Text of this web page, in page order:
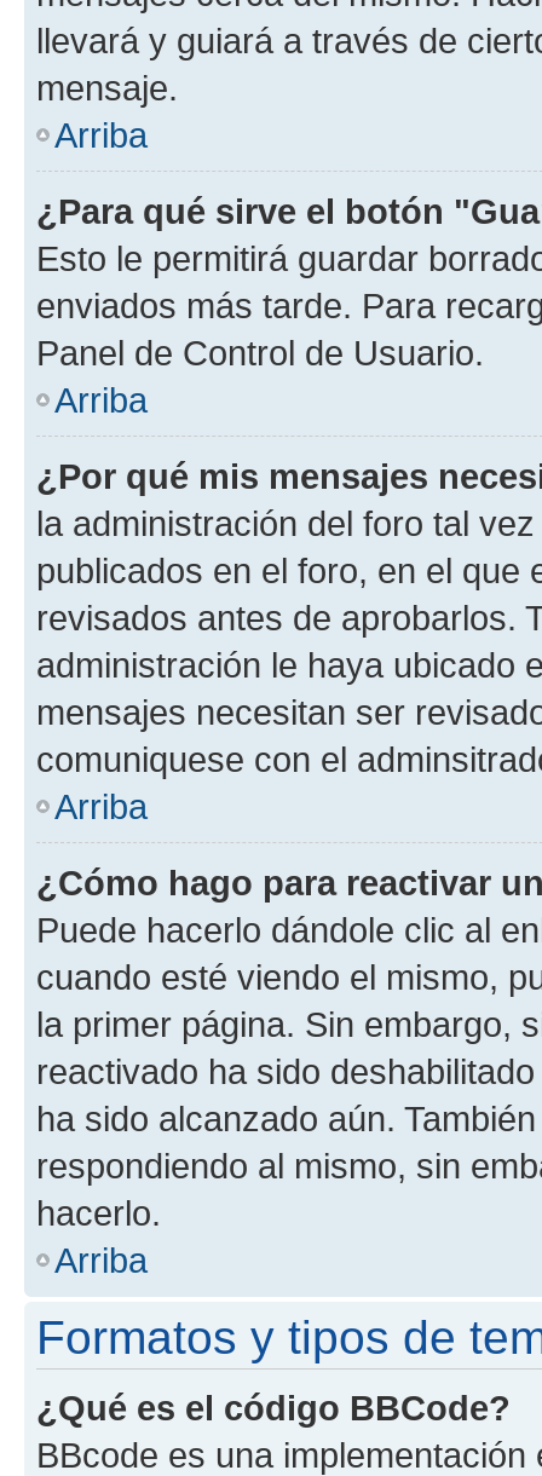
llevará y guiará a través de
mensaje.
Arriba
¿Para qué sirve el botón
Esto le permitirá guardar
enviados más tarde. Para
Panel de Control de Usuario.
Arriba
¿Por qué mis mensajes
la administración del foro tal
publicados en el foro, en el
revisados antes de aprobarlos.
administración le haya ubicado
mensajes necesitan ser
comuniquese con el
Arriba
¿Cómo hago para reactivar
Puede hacerlo dándole clic al
cuando esté viendo el mismo,
la primer página. Sin embargo,
reactivado ha sido
ha sido alcanzado aún.
respondiendo al mismo, sin
hacerlo.
Arriba
Formatos y tipos de
¿Qué es el código BBCode?
BBcode es una